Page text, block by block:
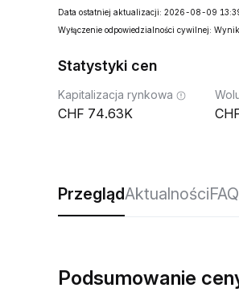
Data ostatniej aktualizacji: 2026-08-09
Wyłączenie odpowiedzialności cywilnej:
Statystyki cen
Kapitalizacja rynkowa
74.63K
PrzeglądAktualnościFAQ
Podsumowanie